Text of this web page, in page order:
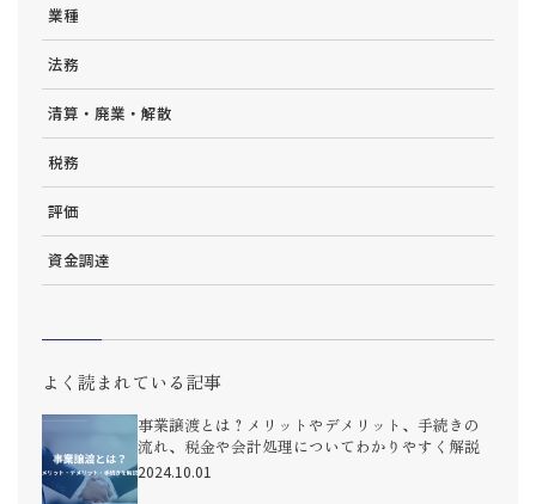
業種
法務
清算・廃業・解散
税務
評価
資金調達
よく読まれている記事
事業譲渡とは？メリットやデメリット、手続きの
流れ、税金や会計処理についてわかりやすく解説
2024.10.01